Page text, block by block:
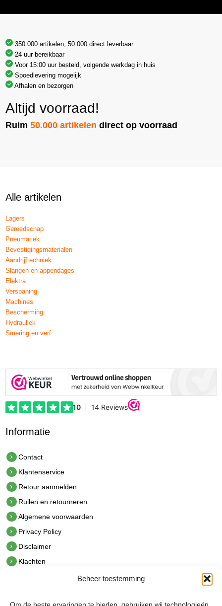
Beheer toestemming
350.000 artikelen, 50.000 direct leverbaar
24 uur bereikbaar
Voor 15:00 uur besteld, volgende werkdag in huis
Spoedlevering mogelijk
Afhalen en bezorgen
Altijd voorraad!
Ruim50.000 artikelen direct op voorraad
Alle artikelen
Lagers
Gereedschap
Pneumatiek
Bevestigingsmaterialen
Aandrijftechniek
Slangen en appendages
Elektra
Verspaning
Machines
Bescherming
Hydrauliek
Smering en verf
Informatie
Contact
Klantenservice
Retour aanmelden
Ruilen en retourneren
Algemene voorwaarden
Privacy Policy
Disclaimer
Klachten
hetindustriehuis B.V.